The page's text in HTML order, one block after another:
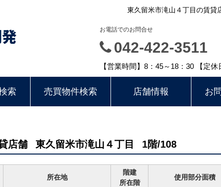
東久留米市滝山４丁目の賃貸
お電話でのお問合せ
042-422-3511
【営業時間】8：45～18：30 【定
索 売買物件検索 店舗情報 お
店舗 東久留米市滝山４丁目 1階/108
所在地
階建
所在階
使用部分面積